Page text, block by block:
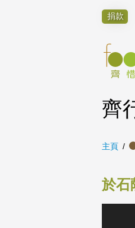
捐款
齊
主頁
於石